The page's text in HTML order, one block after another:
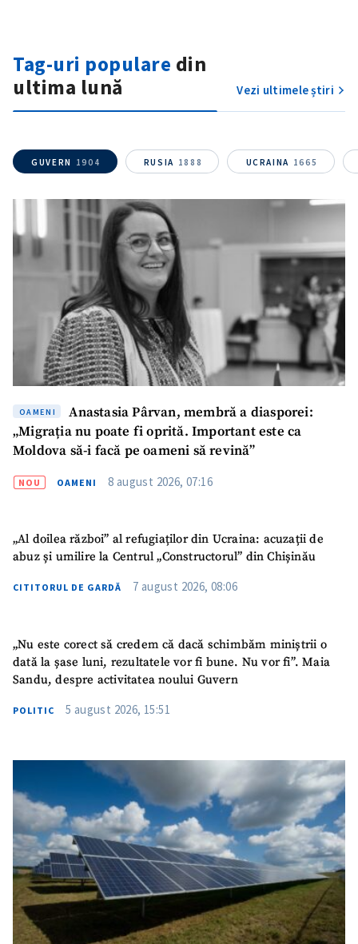
Tag-uri populare din
ultima lună
Vezi ultimele știri
GUVERN 1904 RUSIA 1888 UCRAINA 1665
OAMENI
Anastasia Pârvan, membră a diasporei:
„Migrația nu poate fi oprită. Important este ca
Moldova să-i facă pe oameni să revină”
NOU OAMENI 8 august 2026, 07:16
„Al doilea război” al refugiaților din Ucraina: acuzații de
abuz și umilire la Centrul „Constructorul” din Chișinău
CITITORUL DE GARDĂ 7 august 2026, 08:06
„Nu este corect să credem că dacă schimbăm miniștrii o
dată la șase luni, rezultatele vor fi bune. Nu vor fi”. Maia
Sandu, despre activitatea noului Guvern
POLITIC 5 august 2026, 15:51